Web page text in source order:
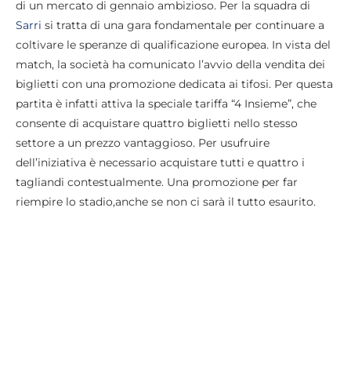
di un mercato di gennaio ambizioso. Per la squadra di
Sarri si tratta di una gara fondamentale per continuare a
coltivare le speranze di qualificazione europea. In vista del
match, la società ha comunicato l’avvio della vendita dei
biglietti con una promozione dedicata ai tifosi. Per questa
partita è infatti attiva la speciale tariffa “4 Insieme”, che
consente di acquistare quattro biglietti nello stesso
settore a un prezzo vantaggioso. Per usufruire
dell’iniziativa è necessario acquistare tutti e quattro i
tagliandi contestualmente. Una promozione per far
riempire lo stadio,anche se non ci sarà il tutto esaurito.